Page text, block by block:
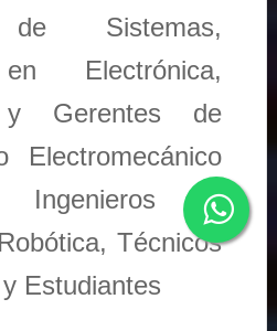
de Sistemas,
Electrónica,
y Gerentes de
Electromecánico
Ingenieros en
Técnicos
Estudiantes